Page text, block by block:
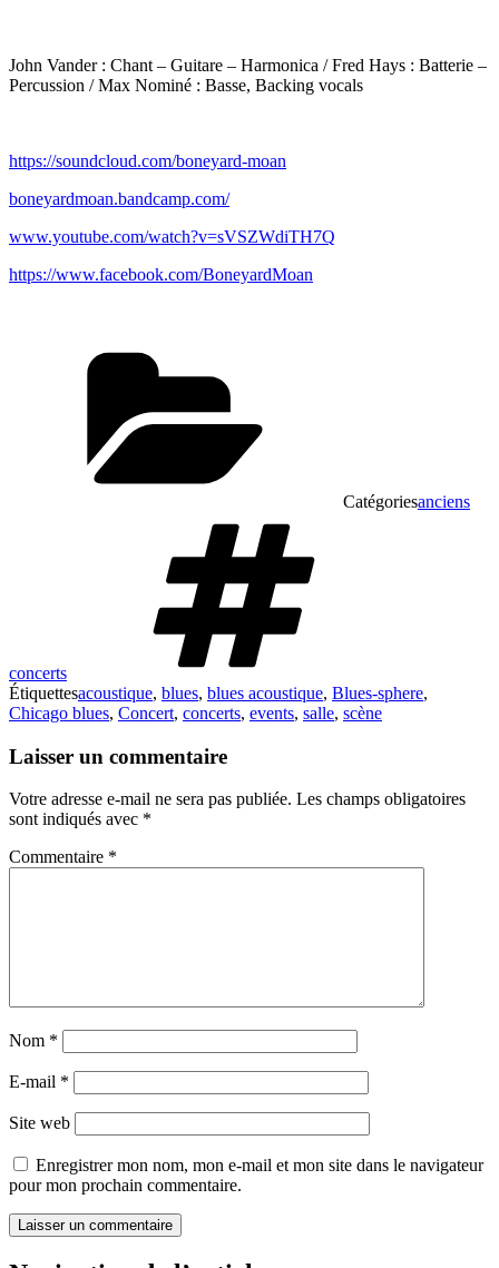
John Vander : Chant – Guitare – Harmonica / Fred Hays : Batterie –
Percussion / Max Nominé : Basse, Backing vocals
https://soundcloud.com/boneyard-moan
boneyardmoan.bandcamp.com/
www.youtube.com/watch?v=sVSZWdiTH7Q
https://www.facebook.com/BoneyardMoan
Catégoriesanciens
concerts
Étiquettesacoustique, blues, blues acoustique, Blues-sphere,
Chicago blues, Concert, concerts, events, salle, scène
Laisser un commentaire
Votre adresse e-mail ne sera pas publiée. Les champs obligatoires
sont indiqués avec *
Commentaire *
Nom *
E-mail *
Site web
Enregistrer mon nom, mon e-mail et mon site dans le navigateur
pour mon prochain commentaire.